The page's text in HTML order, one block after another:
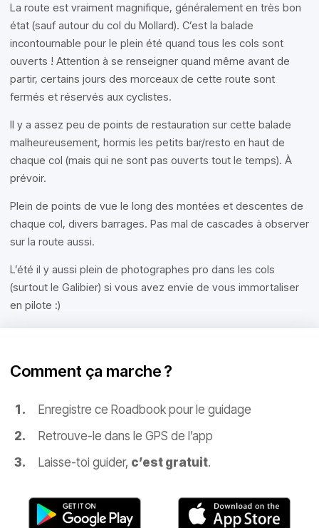
La route est vraiment magnifique, généralement en très bon
état (sauf autour du col du Mollard). C’est la balade
incontournable pour le plein été quand tous les cols sont
ouverts ! Attention à se renseigner quand même avant de
partir, certains jours des morceaux de cette route sont
fermés et réservés aux cyclistes.
Il y a assez peu de points de restauration sur cette balade
malheureusement, hormis les petits bar/resto en haut de
chaque col (mais qui ne sont pas ouverts tout le temps). À
prévoir.
Plein de points de vue le long des montées et descentes de
chaque col, divers barrages. Pas mal de cascades à observer
sur la route aussi.
L’été il y aussi plein de photographes pro dans les cols
(surtout le Galibier) si vous avez envie de vous immortaliser
en pilote :)
Comment ça marche ?
Enregistre ce Roadbook pour le guidage
Retrouve-le dans le GPS de l’app
Laisse-toi guider, c’est gratuit.